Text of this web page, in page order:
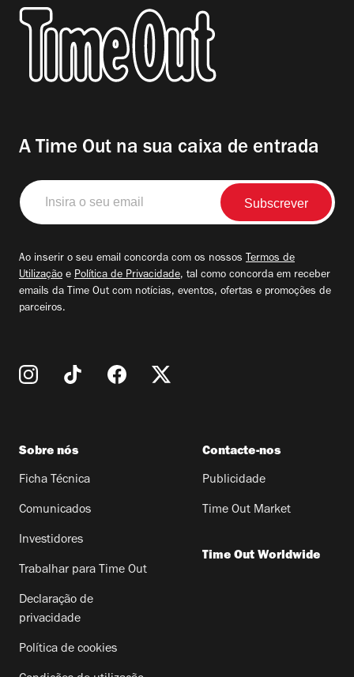
A Time Out na sua caixa de entrada
Insira
o
seu
Ao inserir o seu email concorda com os nossos Termos de
Utilização e Política de Privacidade, tal como concorda em receber
emails da Time Out com notícias, eventos, ofertas e promoções de
parceiros.
Sobre nós
Ficha Técnica
Comunicados
Investidores
Trabalhar para Time Out
Declaração de
privacidade
Política de cookies
Contacte-nos
Publicidade
Time Out Market
Time Out Worldwide